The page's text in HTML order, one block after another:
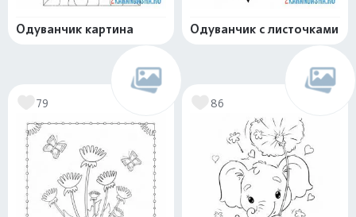
Одуванчик картина Одуванчик с листочками
79 86